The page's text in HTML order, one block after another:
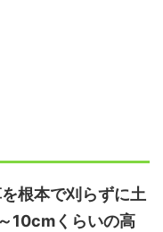
を根本で刈らずに土
10cmくらいの高